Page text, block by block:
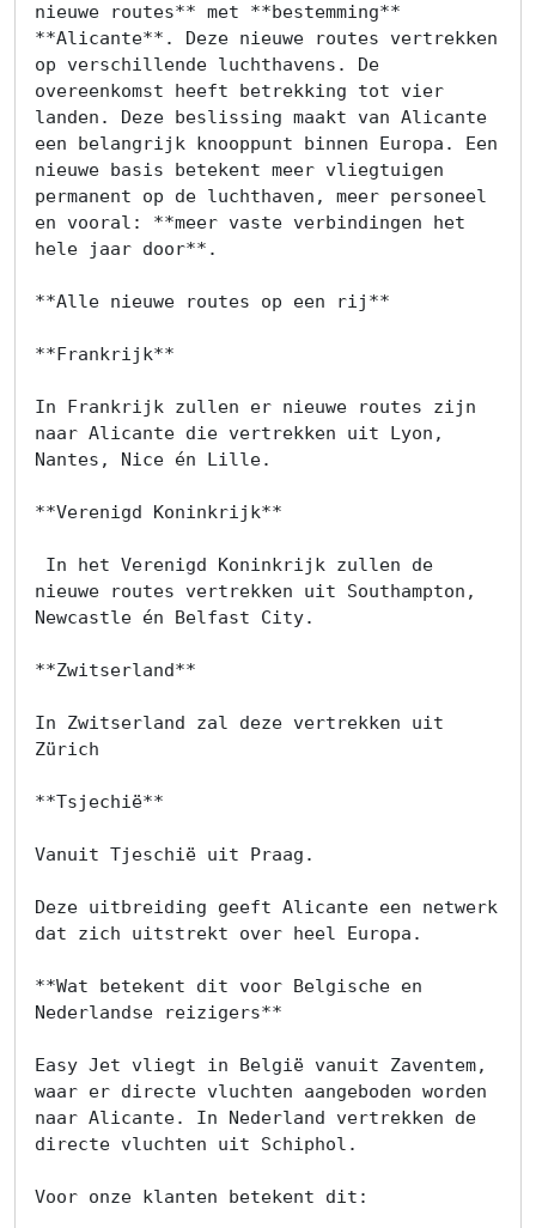
Alle
Panden
Over
ons
Ons
team
kantoor
Onze
werkwijze
Contacteer
ons
Blog
Cookies
nieuwe routes** met **bestemming**
**Alicante**. Deze nieuwe routes vertrekken
op verschillende luchthavens. De
overeenkomst heeft betrekking tot vier
landen. Deze beslissing maakt van Alicante
een belangrijk knooppunt binnen Europa. Een
nieuwe basis betekent meer vliegtuigen
permanent op de luchthaven, meer personeel
en vooral: **meer vaste verbindingen het
hele jaar door**.
**Alle nieuwe routes op een rij**
**Frankrijk**
In Frankrijk zullen er nieuwe routes zijn
naar Alicante die vertrekken uit Lyon,
Nantes, Nice én Lille.
**Verenigd Koninkrijk**
nieuwe routes vertrekken uit Southampton,
Newcastle én Belfast City.
**Zwitserland**
In Zwitserland zal deze vertrekken uit
Zürich
**Tsjechië**
Vanuit Tjeschië uit Praag.
Deze uitbreiding geeft Alicante een netwerk
dat zich uitstrekt over heel Europa.
**Wat betekent dit voor Belgische en
Nederlandse reizigers**
Easy Jet vliegt in België vanuit Zaventem,
waar er directe vluchten aangeboden worden
naar Alicante. In Nederland vertrekken de
directe vluchten uit Schiphol.
Voor onze klanten betekent dit: